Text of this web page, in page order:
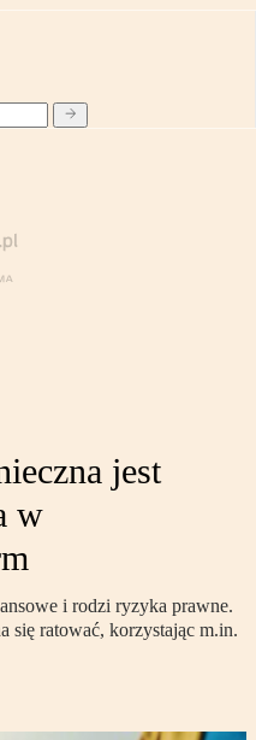
jest
w
i rodzi ryzyka prawne.
się ratować, korzystając m.in.